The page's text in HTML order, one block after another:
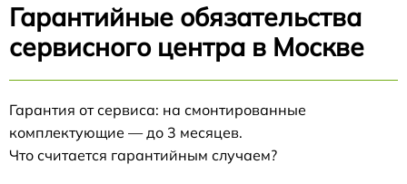
Гарантийные обязательства
сервисного центра в Москве
Гарантия от сервиса: на смонтированные
комплектующие — до 3 месяцев.
Что считается гарантийным случаем?